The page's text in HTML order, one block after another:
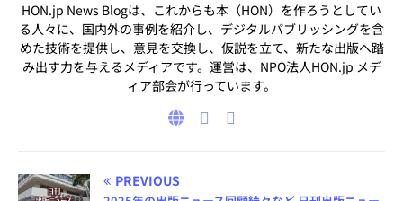
HON.jp News Blogは、これからも本（HON）を作ろうとしてい
る人々に、国内外の事例を紹介し、デジタルパブリッシングを含
めた技術を提供し、意見を交換し、仮説を立て、新たな出版へ踏
み出す力を与えるメディアです。運営は、NPO法人HON.jp メデ
ィア部会が行っています。
PREVIOUS